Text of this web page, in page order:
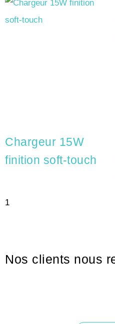
Chargeur 15W
finition soft-touch
Nos clients nous